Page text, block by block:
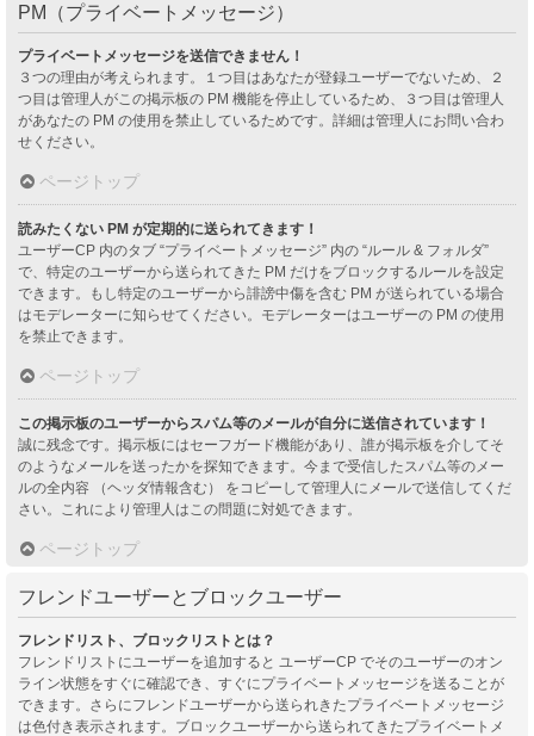
PM（プライベートメッセージ）
プライベートメッセージを送信できません！
３つの理由が考えられます。１つ目はあなたが登録ユーザーでないため、２
つ目は管理人がこの掲示板の PM 機能を停止しているため、３つ目は管理人
があなたの PM の使用を禁止しているためです。詳細は管理人にお問い合わ
せください。
ページトップ
読みたくない PM が定期的に送られてきます！
ユーザーCP 内のタブ “プライベートメッセージ” 内の “ルール & フォルダ”
で、特定のユーザーから送られてきた PM だけをブロックするルールを設定
できます。もし特定のユーザーから誹謗中傷を含む PM が送られている場合
はモデレーターに知らせてください。モデレーターはユーザーの PM の使用
を禁止できます。
ページトップ
この掲示板のユーザーからスパム等のメールが自分に送信されています！
誠に残念です。掲示板にはセーフガード機能があり、誰が掲示板を介してそ
のようなメールを送ったかを探知できます。今まで受信したスパム等のメー
ルの全内容 （ヘッダ情報含む） をコピーして管理人にメールで送信してくだ
さい。これにより管理人はこの問題に対処できます。
ページトップ
フレンドユーザーとブロックユーザー
フレンドリスト、ブロックリストとは？
フレンドリストにユーザーを追加すると ユーザーCP でそのユーザーのオン
ライン状態をすぐに確認でき、すぐにプライベートメッセージを送ることが
できます。さらにフレンドユーザーから送られきたプライベートメッセージ
は色付き表示されます。ブロックユーザーから送られてきたプライベートメ